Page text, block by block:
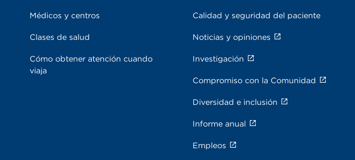
Médicos y centros
Clases de salud
Cómo obtener atención cuando
viaja
Calidad y seguridad del paciente
Noticias y opiniones
Investigación
Compromiso con la Comunidad
Diversidad e inclusión
Informe anual
Empleos